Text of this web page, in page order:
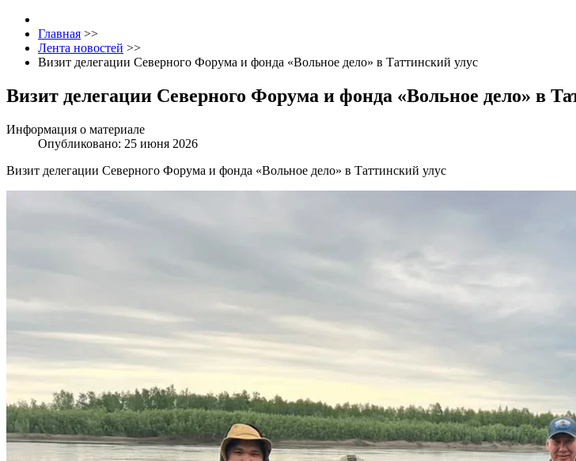
Главная >>
Лента новостей >>
Визит делегации Северного Форума и фонда «Вольное дело» в Таттинский улус
Визит делегации Северного Форума и фонда «Вольное дело» в
Информация о материале
Опубликовано: 25 июня 2026
Визит делегации Северного Форума и фонда «Вольное дело» в Таттинский улус